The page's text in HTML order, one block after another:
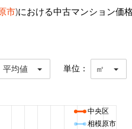
市)における中古マンション価
平均値 単位： ㎡
中央区
相模原市